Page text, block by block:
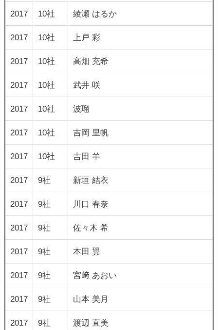
2017 10社 綾瀬 はるか
2017 10社 上戸 彩
2017 10社 高畑 充希
2017 10社 武井 咲
2017 10社 波瑠
2017 10社 吉岡 里帆
2017 10社 吉田 羊
2017 9社 新垣 結衣
2017 9社 川口 春奈
2017 9社 佐々木 希
2017 9社 本田 翼
2017 9社 宮﨑 あおい
2017 9社 山本 美月
2017 9社 渡辺 直美